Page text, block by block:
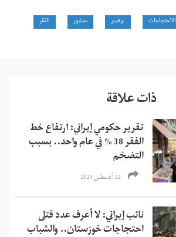
الاحتجاجات نوفمبر معشور الفقر
ذات علاقة
تقرير حكومي إيراني: ارتفاع خط
الفقر 38 % في عام واحد.. بسبب
التضخم
22 أغسطس 2021
نائب إيراني: لا أعرف عدد قتلى
احتجاجات خوزستان.. والشباب